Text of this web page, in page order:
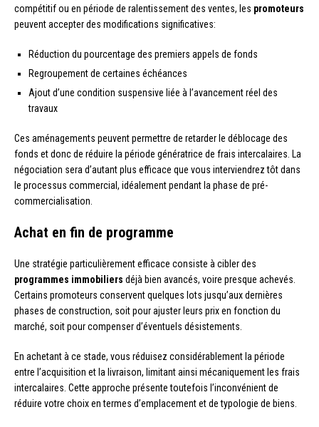
compétitif ou en période de ralentissement des ventes, les promoteurs
peuvent accepter des modifications significatives:
Réduction du pourcentage des premiers appels de fonds
Regroupement de certaines échéances
Ajout d’une condition suspensive liée à l’avancement réel des
travaux
Ces aménagements peuvent permettre de retarder le déblocage des
fonds et donc de réduire la période génératrice de frais intercalaires. La
négociation sera d’autant plus efficace que vous interviendrez tôt dans
le processus commercial, idéalement pendant la phase de pré-
commercialisation.
Achat en fin de programme
Une stratégie particulièrement efficace consiste à cibler des
programmes immobiliers déjà bien avancés, voire presque achevés.
Certains promoteurs conservent quelques lots jusqu’aux dernières
phases de construction, soit pour ajuster leurs prix en fonction du
marché, soit pour compenser d’éventuels désistements.
En achetant à ce stade, vous réduisez considérablement la période
entre l’acquisition et la livraison, limitant ainsi mécaniquement les frais
intercalaires. Cette approche présente toutefois l’inconvénient de
réduire votre choix en termes d’emplacement et de typologie de biens.